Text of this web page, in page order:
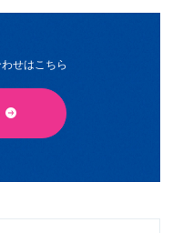
せはこちら